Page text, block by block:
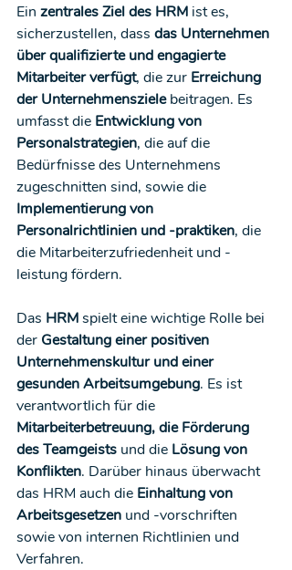
Ein zentrales Ziel des HRM ist es,
sicherzustellen, dass das Unternehmen
über qualifizierte und engagierte
Mitarbeiter verfügt, die zur Erreichung
der Unternehmensziele beitragen. Es
umfasst die Entwicklung von
Personalstrategien, die auf die
Bedürfnisse des Unternehmens
zugeschnitten sind, sowie die
Implementierung von
Personalrichtlinien und -praktiken, die
die Mitarbeiterzufriedenheit und -
leistung fördern.
Das HRM spielt eine wichtige Rolle bei
der Gestaltung einer positiven
Unternehmenskultur und einer
gesunden Arbeitsumgebung. Es ist
verantwortlich für die
Mitarbeiterbetreuung, die Förderung
des Teamgeists und die Lösung von
Konflikten. Darüber hinaus überwacht
das HRM auch die Einhaltung von
Arbeitsgesetzen und -vorschriften
sowie von internen Richtlinien und
Verfahren.